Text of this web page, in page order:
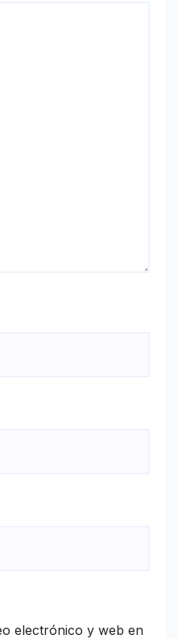
electrónico y web en